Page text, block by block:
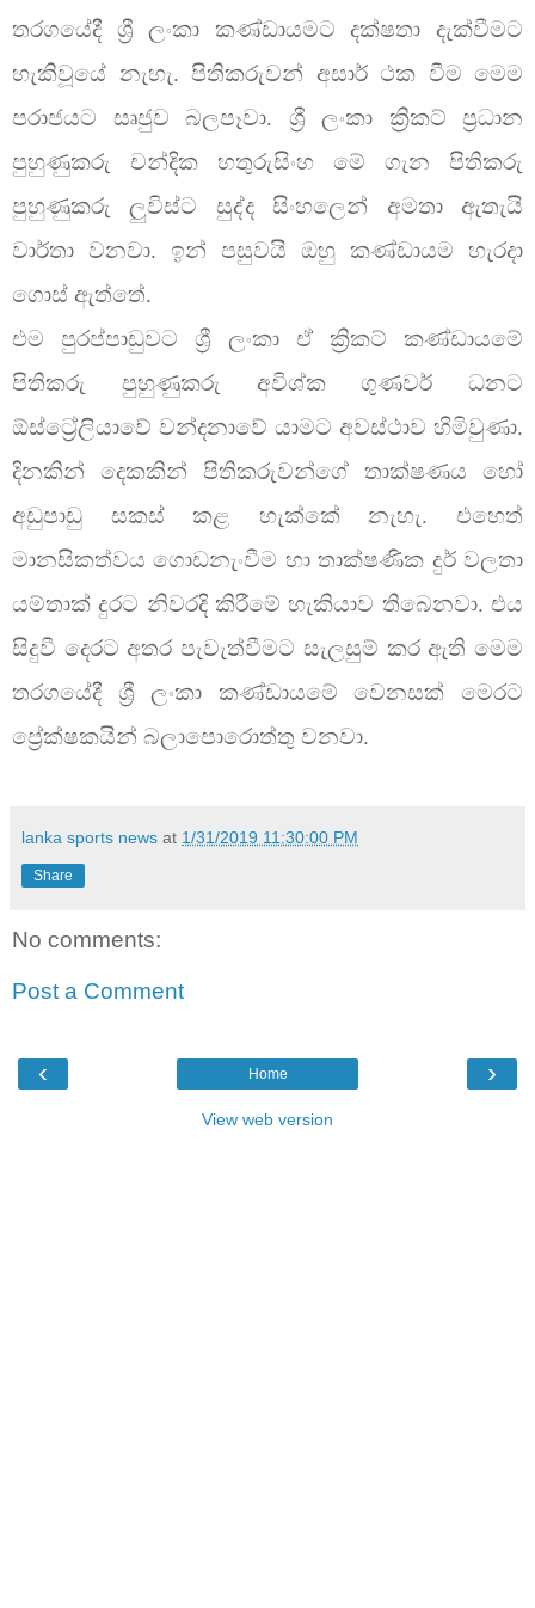
තරගයේදී ශ්‍රී ලංකා කණ්ඩායමට දක්ෂතා දැක්වීමට
හැකිවූයේ නැහැ. පිතිකරුවන් අසාර් ථක වීම මෙම
පරාජයට සෘජුව බලපෑවා. ශ්‍රී ලංකා ක්‍රිකට් ප්‍රධාන
පුහුණුකරු චන්දික හතුරුසිංහ මේ ගැන පිතිකරු
පුහුණුකරු ලුවිස්ට සුද්ද සිංහලෙන් අමතා ඇතැයි
වාර්තා වනවා. ඉන් පසුවයි ඔහු කණ්ඩායම හැරදා
ගොස් ඇත්තේ.
එම පුරප්පාඩුවට ශ්‍රී ලංකා ඒ ක්‍රිකට් කණ්ඩායමේ
පිතිකරු පුහුණුකරු අවිශ්ක ගුණවර් ධනට
ඕස්ට්‍රේලියාවේ වන්දනාවේ යාමට අවස්ථාව හිමිවුණා.
දිනකින් දෙකකින් පිතිකරුවන්ගේ තාක්ෂණය හෝ
අඩුපාඩු සකස් කළ හැක්කේ නැහැ. එහෙත්
මානසිකත්වය ගොඩනැංවීම හා තාක්ෂණික දුර් වලතා
යම්තාක් දුරට නිවරදි කිරීමේ හැකියාව තිබෙනවා. එය
සිදුවී දෙරට අතර පැවැත්වීමට සැලසුම් කර ඇති මෙම
තරගයේදී ශ්‍රී ලංකා කණ්ඩායමේ වෙනසක් මෙරට
ප්‍රේක්ෂකයින් බලාපොරොත්තු වනවා.
lanka sports news at 1/31/2019 11:30:00 PM
Share
No comments:
Post a Comment
‹ ›
Home
View web version